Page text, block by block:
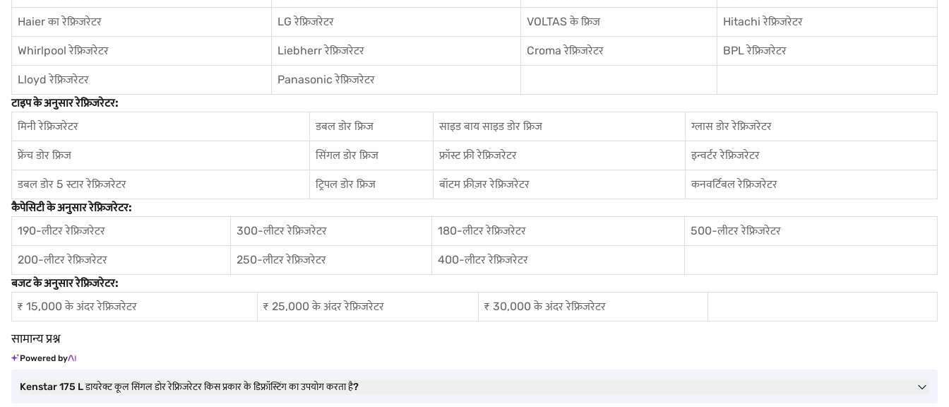
Haier का रेफ्रिजरेटर LG रेफ्रिजरेटर VOLTAS के फ्रिज Hitachi रेफ्रिजरेटर
Whirlpool रेफ्रिजरेटर Liebherr रेफ्रिजरेटर Croma रेफ्रिजरेटर BPL रेफ्रिजरेटर
Lloyd रेफ्रिजरेटर
Panasonic रेफ्रिजरेटर
टाइप के अनुसार रेफ्रिजरेटर:
मिनी रेफ्रिजरेटर
डबल डोर फ्रिज साइड बाय साइड डोर फ्रिज ग्लास डोर रेफ्रिजरेटर
फ्रेंच डोर फ्रिज सिंगल डोर फ्रिज फ्रॉस्ट फ्री रेफ्रिजरेटर इन्वर्टर रेफ्रिजरेटर
डबल डोर 5 स्टार रेफ्रिजरेटर ट्रिपल डोर फ्रिज बॉटम फ्रीज़र रेफ्रिजरेटर
कनवर्टिबल रेफ्रिजरेटर
कैपेसिटी के अनुसार रेफ्रिजरेटर:
190-लीटर रेफ्रिजरेटर
300-लीटर रेफ्रिजरेटर 180-लीटर रेफ्रिजरेटर 500-लीटर रेफ्रिजरेटर
200-लीटर रेफ्रिजरेटर 250-लीटर रेफ्रिजरेटर
400-लीटर रेफ्रिजरेटर
बजट के अनुसार रेफ्रिजरेटर:
₹ 15,000 के अंदर रेफ्रिजरेटर
₹ 25,000 के अंदर रेफ्रिजरेटर ₹ 30,000 के अंदर रेफ्रिजरेटर
सामान्य प्रश्न
Powered by
Kenstar 175 L डायरेक्ट कूल सिंगल डोर रेफ्रिजरेटर किस प्रकार के डिफ्रॉस्टिंग का उपयोग करता है?